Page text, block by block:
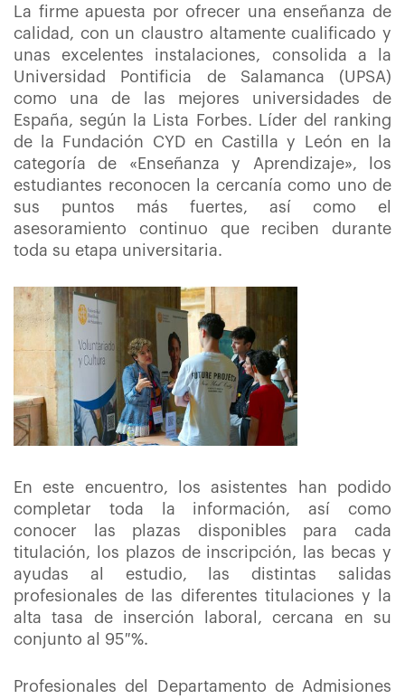
La firme apuesta por ofrecer una enseñanza de
calidad, con un claustro altamente cualificado y
unas excelentes instalaciones, consolida a la
Universidad Pontificia de Salamanca (UPSA)
como una de las mejores universidades de
España, según la Lista Forbes. Líder del ranking
de la Fundación CYD en Castilla y León en la
categoría de «Enseñanza y Aprendizaje», los
estudiantes reconocen la cercanía como uno de
sus puntos más fuertes, así como el
asesoramiento continuo que reciben durante
toda su etapa universitaria.
En este encuentro, los asistentes han podido
completar toda la información, así como
conocer las plazas disponibles para cada
titulación, los plazos de inscripción, las becas y
ayudas al estudio, las distintas salidas
profesionales de las diferentes titulaciones y la
alta tasa de inserción laboral, cercana en su
conjunto al 95 %.
Profesionales del Departamento de Admisiones